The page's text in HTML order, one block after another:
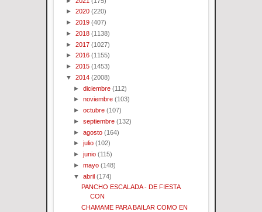
► 2020 (220)
► 2019 (407)
► 2018 (1138)
► 2017 (1027)
► 2016 (1155)
► 2015 (1453)
▼ 2014 (2008)
►diciembre (112)
►noviembre (103)
►octubre (107)
►septiembre (132)
►agosto (164)
►julio (102)
►junio (115)
►mayo (148)
▼abril (174)
PANCHO ESCALADA - DE FIESTA
CON
CHAMAME PARA BAILAR COMO EN